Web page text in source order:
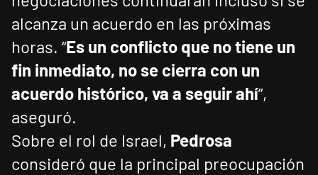
alcanza un acuerdo en las próximas
horas. “Es un conflicto que no tiene un
fin inmediato, no se cierra con un
acuerdo histórico, va a seguir ahí”,
aseguró.
Sobre el rol de Israel, Pedrosa
consideró que la principal preocupación